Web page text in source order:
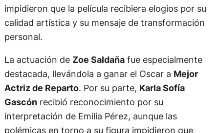
impidieron que la película recibiera elogios por su
calidad artística y su mensaje de transformación
personal.
La actuación de Zoe Saldañafue especialmente
destacada, llevándola a ganar el Oscar a Mejor
Actriz de Reparto. Por su parte, Karla Sofía
Gascónrecibió reconocimiento por su
interpretación de Emilia Pérez, aunque las
polémicas en torno a su figura impidieron que